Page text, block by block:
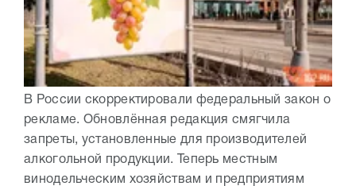
В России скорректировали федеральный закон о
рекламе. Обновлённая редакция смягчила
запреты, установленные для производителей
алкогольной продукции. Теперь местным
винодельческим хозяйствам и предприятиям